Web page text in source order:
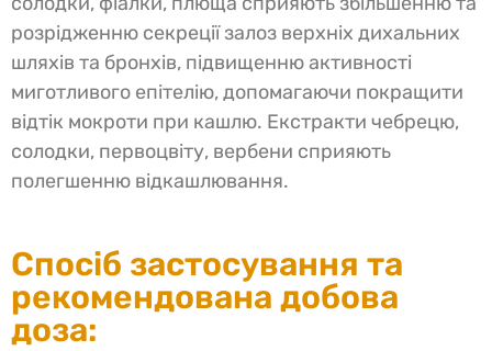
розрідженню секреції залоз верхніх дихальних
шляхів та бронхів, підвищенню активності
миготливого епітелію, допомагаючи покращити
відтік мокроти при кашлю. Екстракти чебрецю,
солодки, первоцвіту, вербени сприяють
полегшенню відкашлювання.
Спосіб застосування та
рекомендована добова
доза: